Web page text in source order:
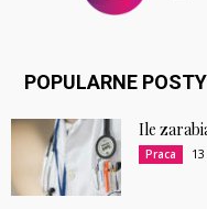
POPULARNE POSTY
Ile
Praca